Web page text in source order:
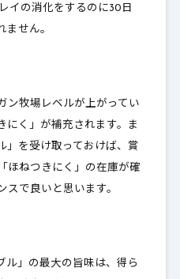
イの消化をするのに30日
ません。
ン牧場レベルが上がってい
にく」が補充されます 。ま
」を受け取っておけば、賞
ほねつきにく」の在庫が確
スで良いと思います。
ル」の最大の旨味は、得ら